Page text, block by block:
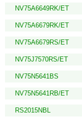
NV75A6649RK/ET
NV75A6679RK/ET
NV75A6679RS/ET
NV75J7570RS/ET
NV75N5641BS
NV75N5641RB/ET
RS2015NBL